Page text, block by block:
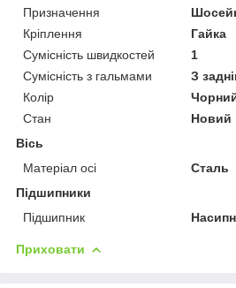
Призначення
Кріплення
Гайка
Сумісність швидкостей
1
Сумісність з гальмами
З
Колір
Стан
Новий
Вісь
Матеріал осі
Сталь
Підшипники
Підшипник
Приховати